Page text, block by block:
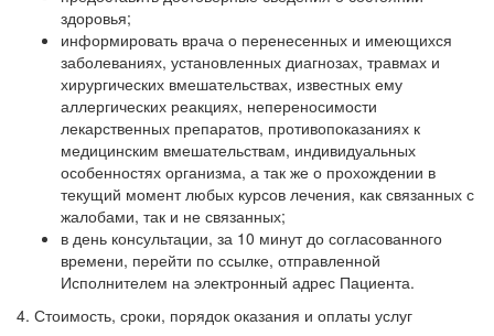
здоровья;
информировать врача о перенесенных и имеющихся
заболеваниях, установленных диагнозах, травмах и
хирургических вмешательствах, известных ему
аллергических реакциях, непереносимости
лекарственных препаратов, противопоказаниях к
медицинским вмешательствам, индивидуальных
особенностях организма, а так же о прохождении в
текущий момент любых курсов лечения, как связанных с
жалобами, так и не связанных;
в день консультации, за 10 минут до согласованного
времени, перейти по ссылке, отправленной
Исполнителем на электронный адрес Пациента.
4. Стоимость, сроки, порядок оказания и оплаты услуг